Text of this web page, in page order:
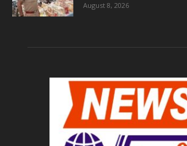
August 8, 2026